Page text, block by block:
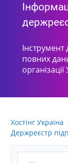
повних
Хостінг Україна
Держреєстр